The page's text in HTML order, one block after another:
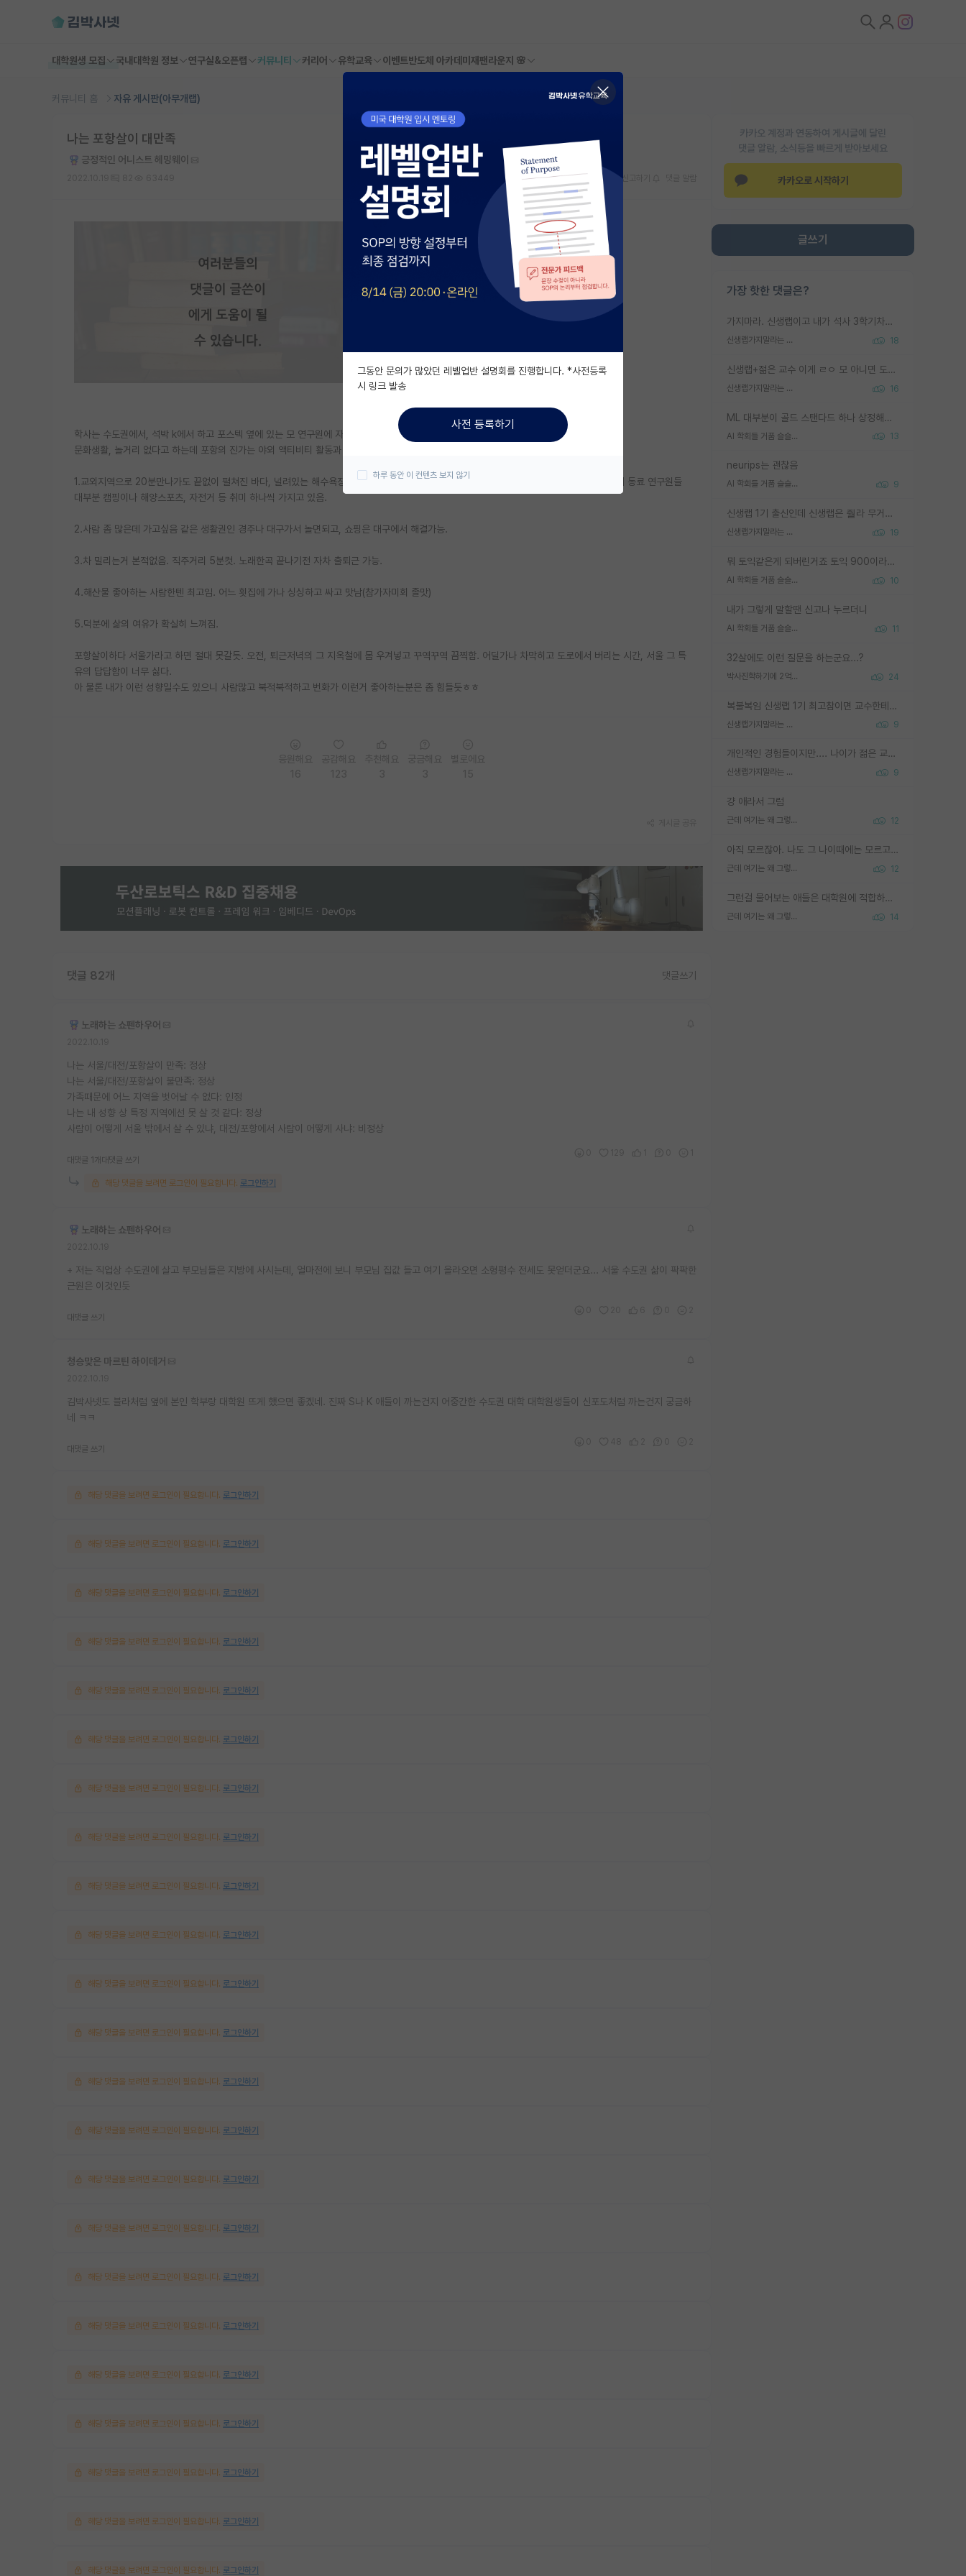
대학원생 모집 국내대학원 정보 연구실&오픈랩 커뮤니티 커리어 유학교육 이벤트반도체 아카데미 재팬라운지 🌸
커뮤니티 홈 자유 게시판(아무개랩)
카카오 계정과 연동하여 게시글에 달린
댓글 알람, 소식등을 빠르게 받아보세요
카카오로 시작하기
글쓰기
가장 핫한 댓글은?
가지마라. 신생랩이고 내가 석사 3학기차인데 최고참인데 나도 아무것도 모르는데 교수가 후배들 왜 논문 교육 안시키냐. 논문 왜 안 써오냐 닦달한다
신생랩가지말라는 이유가 있었구나 18
신생랩+젊은 교수 이게 ㄹㅇ 모 아니면 도인듯.
신생랩가지말라는 이유가 있었구나 16
ML 대부분이 골드 스탠다드 하나 상정해놓고 (벤치마크 데이터셋이 여러 개면 여러 개 상정) 그거 얼마나 잘 맞추나 싸움임 가끔 번뜩이는 설계 철학을 보여주는 논문들도 있지만 대부분 그거 성적 얼마나 더 올리느라에 혈안이 되어 있는 측면이 잇음
AI 학회들 거품 슬슬 지적이 나오네요 13
neurips는 괜찮음
AI 학회들 거품 슬슬 지적이 나오네요 9
신생랩 1기 출신인데 신생랩은 줠라 무거운 바벨 같은거임. 들면 대박인데 못들면 깔려 죽음. 아무도 알려주지 않는 환경에서 자생해야하지만, 일단 살아남았다면 그 어떤 사람보다 악착같고 생존력 높은 사람으로 거듭날 수 있음
신생랩가지말라는 이유가 있었구나 19
뭐 토익같은게 되버린거죠 토익 900이라고 영어잘하는건 아닙니다만 잘하는사람은 다 900을 넘는 그런
AI 학회들 거품 슬슬 지적이 나오네요 10
내가 그렇게 말할땐 신고나 누르더니
AI 학회들 거품 슬슬 지적이 나오네요 11
32살에도 이런 질문을 하는군요...?
박사진학하기에 2억은 괜찮은 (?) 정도의 경제력인가요 24
복불복임 신생랩 1기 최고참이면 교수한테 직접 지도받는 시간이 매우 많음 제대로 된 교수라면 말이지 그게 아니라면 그냥 넌 해방 불가능한 노예 1호에 감점쓰레기통이 되는거고
신생랩가지말라는 이유가 있었구나 9
개인적인 경험들이지만.... 나이가 젊은 교수일수록 꼰대라는 가면을 쓴 채로 무례함을 행동하는 경우가 거의 90% 정도였음. 나이가 어린데 다른 또래들과 달리 명예, 권력, 재력까지 얻었으니 세상 다 가진 기분이겠지. 오히러 나이 든 교수들이 행동과 말을 더 조심하시더라.
신생랩가지말라는 이유가 있었구나 9
걍 애라서 그럼
근데 여기는 왜 그렇게 SPK를 물어보는거임? 12
아직 모르잖아. 나도 그 나이때에는 모르고 평가 받고 안심하고 싶었어.
근데 여기는 왜 그렇게 SPK를 물어보는거임? 12
그런걸 물어보는 애들은 대학원에 적합하지 않다
근데 여기는 왜 그렇게 SPK를 물어보는거임? 14
나는 포항살이 대만족
긍정적인 어니스트 헤밍웨이
스크랩 신고하기
학사는 수도권에서, 석박 k에서 하고 포스텍 옆에 있는 모 연구원에 자리잡았는데 지상낙원이 따로 없음ㅋㅋ
문화생활, 놀거리 없다고 하는데 포항의 진가는 야외 액티비티 활동과 어딜가나 시원하게 뚫린 교통, 삶의 여유라고 생각함.
1.교외지역으로 20분만나가도 끝없이 펼쳐진 바다, 널려있는 해수욕장(사람 별로 없음), 산, 들 덕분에 서핑, 캠핑, 하이킹등에 최적화 되어있어 동료 연구원들
대부분 캠핑이나 해양스포츠, 자전거 등 취미 하나씩 가지고 있음.
2.사람 좀 많은데 가고싶음 같은 생활권인 경주나 대구가서 놀면되고, 쇼핑은 대구에서 해결가능.
3.차 밀리는거 본적없음. 직주거리 5분컷. 노래한곡 끝나기전 자차 출퇴근 가능.
4.해산물 좋아하는 사람한텐 최고임. 어느 횟집에 가나 싱싱하고 싸고 맛남(참가자미회 졸맛)
5.덕분에 삶의 여유가 확실히 느껴짐.
포항살이하다 서울가라고 하면 절대 못갈듯. 오전, 퇴근저녁의 그 지옥철에 몸 우겨넣고 꾸역꾸역 끔찍함. 어딜가나 차막히고 도로에서 버리는 시간, 서울 그 특
유의 답답함이 너무 싫다.
아 물론 내가 이런 성향일수도 있으니 사람많고 북적북적하고 번화가 이런거 좋아하는분은 좀 힘들듯ㅎㅎ
댓글 82개 댓글쓰기
노래하는 쇼펜하우어
나는 서울/대전/포항살이 만족: 정상
나는 서울/대전/포항살이 불만족: 정상
가족때문에 어느 지역을 벗어날 수 없다: 인정
나는 내 성향 상 특정 지역에선 못 살 것 같다: 정상
사람이 어떻게 서울 밖에서 살 수 있냐, 대전/포항에서 사람이 어떻게 사냐: 비정상
대댓글 1개 대댓글 쓰기
해당 댓글을 보려면 로그인이 필요합니다. 로그인하기
노래하는 쇼펜하우어
+ 저는 직업상 수도권에 살고 부모님들은 지방에 사시는데, 얼마전에 보니 부모님 집값 들고 여기 올라오면 소형평수 전세도 못얻더군요... 서울 수도권 삶이 팍팍한
근원은 이것인듯
대댓글 쓰기
청승맞은 마르틴 하이데거
김박사넷도 블라처럼 옆에 본인 학부랑 대학원 뜨게 했으면 좋겠네. 진짜 S나 K 애들이 까는건지 어중간한 수도권 대학 대학원생들이 신포도처럼 까는건지 궁금하
네 ㅋㅋ
대댓글 쓰기
해당 댓글을 보려면 로그인이 필요합니다. 로그인하기
해당 댓글을 보려면 로그인이 필요합니다. 로그인하기
해당 댓글을 보려면 로그인이 필요합니다. 로그인하기
해당 댓글을 보려면 로그인이 필요합니다. 로그인하기
해당 댓글을 보려면 로그인이 필요합니다. 로그인하기
해당 댓글을 보려면 로그인이 필요합니다. 로그인하기
해당 댓글을 보려면 로그인이 필요합니다. 로그인하기
해당 댓글을 보려면 로그인이 필요합니다. 로그인하기
해당 댓글을 보려면 로그인이 필요합니다. 로그인하기
해당 댓글을 보려면 로그인이 필요합니다. 로그인하기
해당 댓글을 보려면 로그인이 필요합니다. 로그인하기
해당 댓글을 보려면 로그인이 필요합니다. 로그인하기
해당 댓글을 보려면 로그인이 필요합니다. 로그인하기
해당 댓글을 보려면 로그인이 필요합니다. 로그인하기
해당 댓글을 보려면 로그인이 필요합니다. 로그인하기
해당 댓글을 보려면 로그인이 필요합니다. 로그인하기
해당 댓글을 보려면 로그인이 필요합니다. 로그인하기
해당 댓글을 보려면 로그인이 필요합니다. 로그인하기
해당 댓글을 보려면 로그인이 필요합니다. 로그인하기
해당 댓글을 보려면 로그인이 필요합니다. 로그인하기
해당 댓글을 보려면 로그인이 필요합니다. 로그인하기
해당 댓글을 보려면 로그인이 필요합니다. 로그인하기
해당 댓글을 보려면 로그인이 필요합니다. 로그인하기
그동안 문의가 많았던 레벨업반 설명회를 진행합니다. *사전등록
시 링크 발송
사전 등록하기
하루 동안 이 컨텐츠 보지 않기